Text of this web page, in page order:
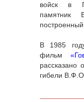
войск в
памятник
В 1985
фильм
рассказано
гибели